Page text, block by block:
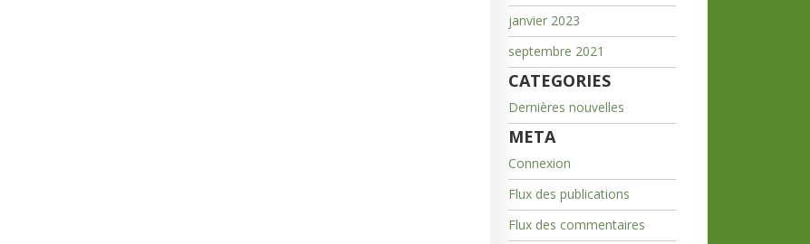
janvier 2023
septembre 2021
CATEGORIES
Dernières nouvelles
META
Connexion
Flux des publications
Flux des commentaires